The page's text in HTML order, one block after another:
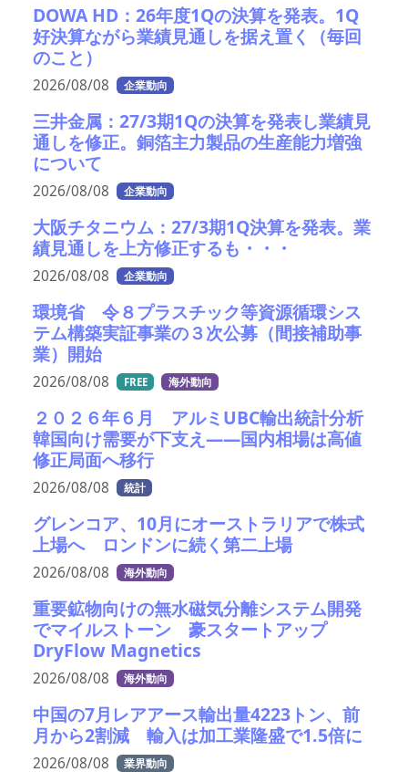
DOWA HD：26年度1Qの決算を発表。1Q
好決算ながら業績見通しを据え置く（毎回
のこと）
2026/08/08 企業動向
三井金属：27/3期1Qの決算を発表し業績見
通しを修正。銅箔主力製品の生産能力増強
について
2026/08/08 企業動向
大阪チタニウム：27/3期1Q決算を発表。業
績見通しを上方修正するも・・・
2026/08/08 企業動向
環境省 令８プラスチック等資源循環シス
テム構築実証事業の３次公募（間接補助事
業）開始
2026/08/08 FREE 海外動向
２０２６年６月 アルミUBC輸出統計分析
韓国向け需要が下支え――国内相場は高値
修正局面へ移行
2026/08/08 統計
グレンコア、10月にオーストラリアで株式
上場へ ロンドンに続く第二上場
2026/08/08 海外動向
重要鉱物向けの無水磁気分離システム開発
でマイルストーン 豪スタートアップ
DryFlow Magnetics
2026/08/08 海外動向
中国の7月レアアース輸出量4223トン、前
月から2割減 輸入は加工業隆盛で1.5倍に
2026/08/08 業界動向